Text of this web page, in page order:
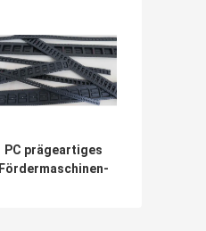
PC prägeartiges
Fördermaschinen-